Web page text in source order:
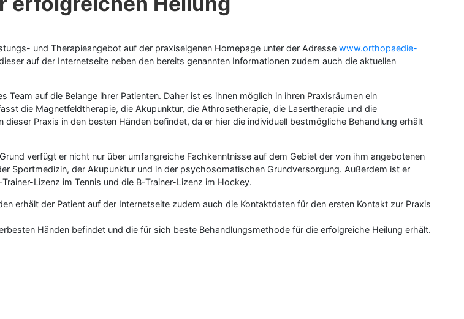
und Therapieangebot auf der praxiseigenen Homepage unter der Adresse www.orthopaedie-
auf der Internetseite neben den bereits genannten Informationen zudem auch die aktuellen
auf die Belange ihrer Patienten. Daher ist es ihnen möglich in ihren Praxisräumen ein
die Magnetfeldtherapie, die Akupunktur, die Athrosetherapie, die Lasertherapie und die
Praxis in den besten Händen befindet, da er hier die individuell bestmögliche Behandlung erhält
verfügt er nicht nur über umfangreiche Fachkenntnisse auf dem Gebiet der von ihm angebotenen
Sportmedizin, der Akupunktur und in der psychosomatischen Grundversorgung. Außerdem ist er
Lizenz im Tennis und die B-Trainer-Lizenz im Hockey.
erhält der Patient auf der Internetseite zudem auch die Kontaktdaten für den ersten Kontakt zur Praxis
Händen befindet und die für sich beste Behandlungsmethode für die erfolgreiche Heilung erhält.